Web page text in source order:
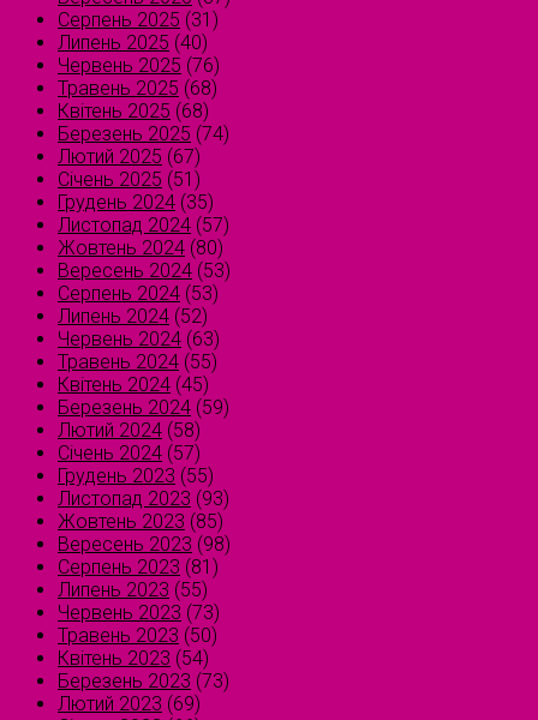
Серпень 2025 (31)
Липень 2025 (40)
Червень 2025 (76)
Травень 2025 (68)
Квітень 2025 (68)
Березень 2025 (74)
Лютий 2025 (67)
Січень 2025 (51)
Грудень 2024 (35)
Листопад 2024 (57)
Жовтень 2024 (80)
Вересень 2024 (53)
Серпень 2024 (53)
Липень 2024 (52)
Червень 2024 (63)
Травень 2024 (55)
Квітень 2024 (45)
Березень 2024 (59)
Лютий 2024 (58)
Січень 2024 (57)
Грудень 2023 (55)
Листопад 2023 (93)
Жовтень 2023 (85)
Вересень 2023 (98)
Серпень 2023 (81)
Липень 2023 (55)
Червень 2023 (73)
Травень 2023 (50)
Квітень 2023 (54)
Березень 2023 (73)
Лютий 2023 (69)